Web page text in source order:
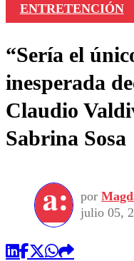
ENTRETENCIÓN
“Sería el
inesperada
Claudio
Sabrina Sosa
por
julio 05,